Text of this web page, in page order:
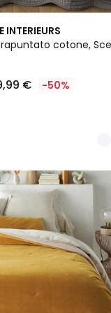
INTERIEURS
cotone,
€ -50%